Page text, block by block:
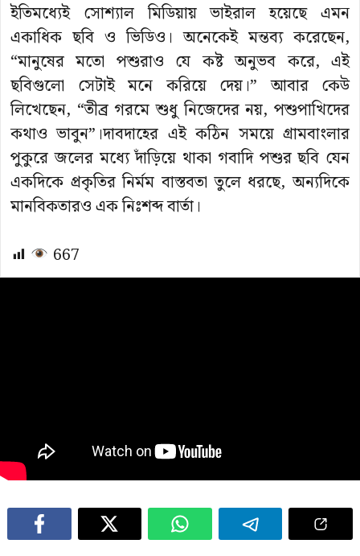
ইতিমধ্যেই সোশ্যাল মিডিয়ায় ভাইরাল হয়েছে এমন
একাধিক ছবি ও ভিডিও। অনেকেই মন্তব্য করেছেন,
“মানুষের মতো পশুরাও যে কষ্ট অনুভব করে, এই
ছবিগুলো সেটাই মনে করিয়ে দেয়।” আবার কেউ
লিখেছেন, “তীব্র গরমে শুধু নিজেদের নয়, পশুপাখিদের
কথাও ভাবুন”।দাবদাহের এই কঠিন সময়ে গ্রামবাংলার
পুকুরে জলের মধ্যে দাঁড়িয়ে থাকা গবাদি পশুর ছবি যেন
একদিকে প্রকৃতির নির্মম বাস্তবতা তুলে ধরছে, অন্যদিকে
মানবিকতারও এক নিঃশব্দ বার্তা।
667